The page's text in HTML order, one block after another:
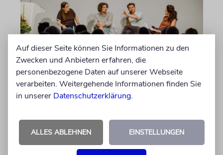
GESCHICHTE
Bedrohlich aktuell
Ein Forschungsprojekt von NS-Dokuzentrum
und Lenbachhaus untersucht, wie völkische
Gedanken vor dem Ersten Weltkrieg wirkten
Auf dieser Seite können Sie Informationen zu den
Zwecken und Anbietern erfahren, die
personenbezogene Daten auf unserer Webseite
verarbeiten. Weitergehende Informationen finden Sie
in unserer Datenschutzerklärung.
ALLES ABLEHNEN EINSTELLUNGEN